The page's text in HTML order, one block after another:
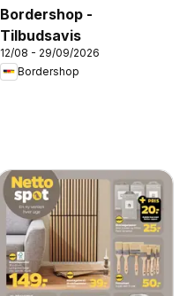
Bordershop -
Tilbudsavis
12/08 - 29/09/2026
Bordershop